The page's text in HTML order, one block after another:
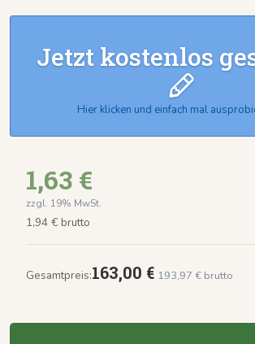
Hier klicken und einfach mal
1,63 €
zzgl. 19% MwSt.
1,94 € brutto
Gesamtpreis:163,00 € 193,97 € brutto